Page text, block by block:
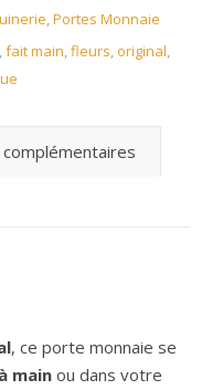
,Portes Monnaie
,fait main,fleurs, original,
, ce porte monnaie se
main ou dans votre